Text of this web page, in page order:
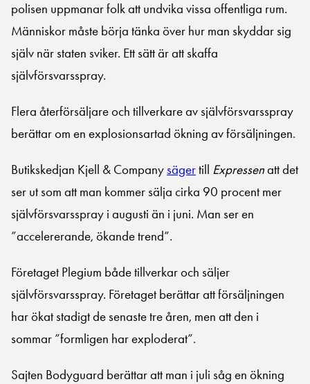
polisen uppmanar folk att undvika vissa offentliga rum.
Människor måste börja tänka över hur man skyddar sig
själv när staten sviker. Ett sätt är att skaffa
självförsvarsspray.
Flera återförsäljare och tillverkare av självförsvarsspray
berättar om en explosionsartad ökning av försäljningen.
Butikskedjan Kjell & Companysägertill Expressenatt det
ser ut som att man kommer sälja cirka 90 procent mer
självförsvarsspray i augusti än i juni. Man ser en
”accelererande, ökande trend”.
Företaget Plegium både tillverkar och säljer
självförsvarsspray. Företaget berättar att försäljningen
har ökat stadigt de senaste tre åren, men att den i
sommar ”formligen har exploderat”.
Sajten Bodyguard berättar att man i juli såg en ökning